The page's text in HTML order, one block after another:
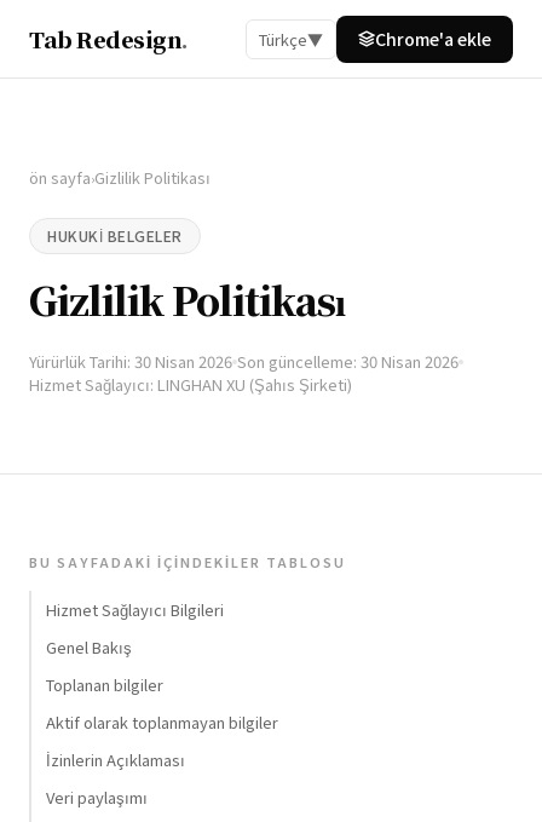
Tab Redesign. Türkçe▼ Chrome'a ​​ekle
ön sayfa›Gizlilik Politikası
HUKUKI BELGELER
Gizlilik Politikası
Yürürlük Tarihi: 30 Nisan 2026 Son güncelleme: 30 Nisan 2026
Hizmet Sağlayıcı: LINGHAN XU (Şahıs Şirketi)
BU SAYFADAKI İÇINDEKILER TABLOSU
Hizmet Sağlayıcı Bilgileri
Genel Bakış
Toplanan bilgiler
Aktif olarak toplanmayan bilgiler
İzinlerin Açıklaması
Veri paylaşımı